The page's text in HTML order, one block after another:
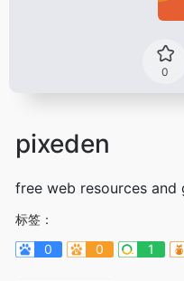
0
pixeden
free web resources and
标签：
0
0 1